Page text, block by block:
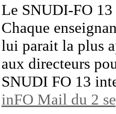
Le SNUDI-FO
Chaque
lui parait la plus
aux directeurs
SNUDI FO 13
inFO Mail du 2